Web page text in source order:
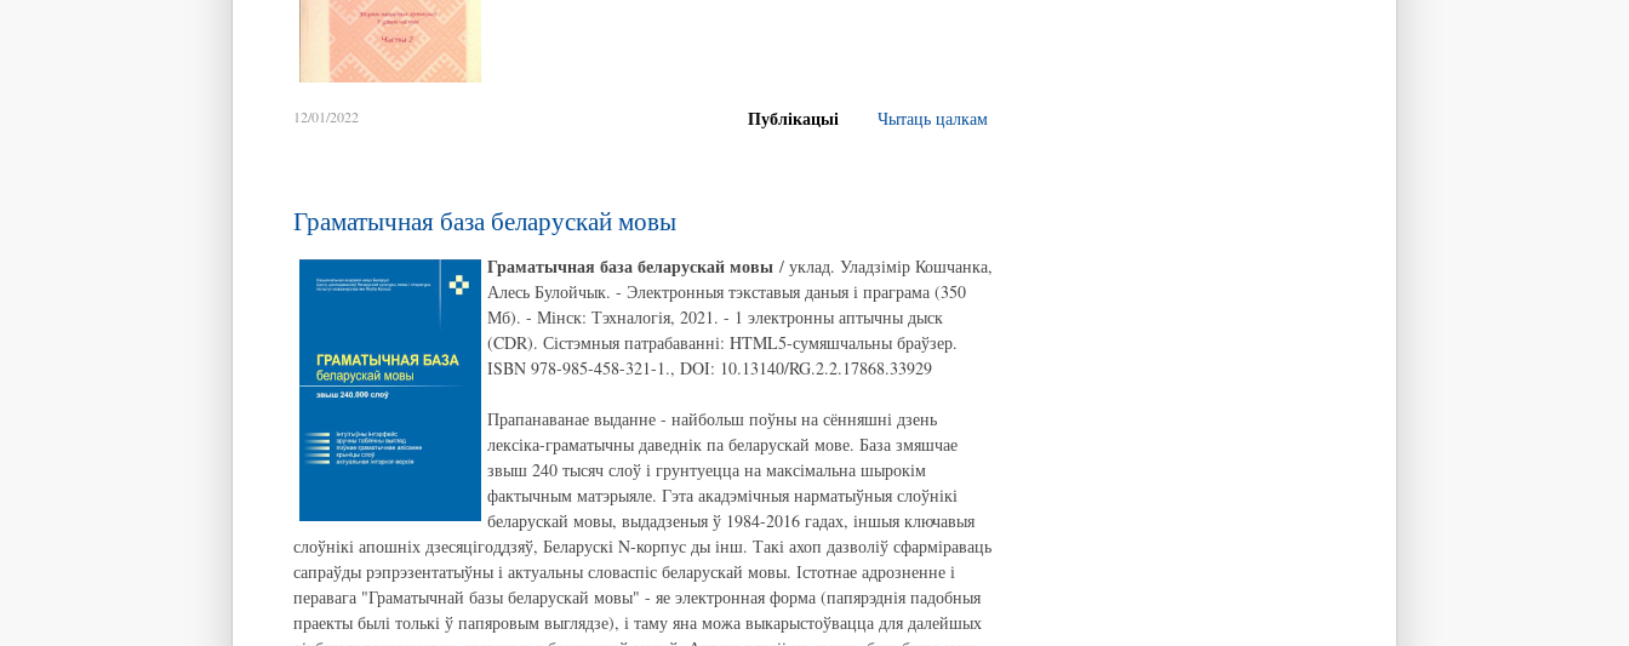
12/01/2022 Публікацыі Чытаць цалкам
Граматычная база беларускай мовы
Граматычная база беларускай мовы / уклад. Уладзімір Кошчанка,
Алесь Булойчык. - Электронныя тэкставыя даныя і праграма (350
Мб). - Мінск: Тэхналогія, 2021. - 1 электронны аптычны дыск
(CDR). Сістэмныя патрабаванні: HTML5-сумяшчальны браўзер.
ISBN 978-985-458-321-1., DOI: 10.13140/RG.2.2.17868.33929
Прапанаванае выданне - найбольш поўны на сённяшні дзень
лексіка-граматычны даведнік па беларускай мове. База змяшчае
звыш 240 тысяч слоў і грунтуецца на максімальна шырокім
фактычным матэрыяле. Гэта акадэмічныя нарматыўныя слоўнікі
беларускай мовы, выдадзеныя ў 1984-2016 гадах, іншыя ключавыя
слоўнікі апошніх дзесяцігоддзяў, Беларускі N-корпус ды інш. Такі ахоп дазволіў сфарміраваць
сапраўды рэпрэзентатыўны і актуальны словаспіс беларускай мовы. Істотнае адрозненне і
перавага "Граматычнай базы беларускай мовы" - яе электронная форма (папярэднія падобныя
праекты былі толькі ў папяровым выглядзе), і таму яна можа выкарыстоўвацца для далейшых